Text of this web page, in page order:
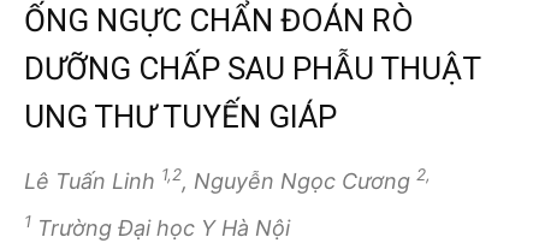
ỐNG NGỰC CHẨN ĐOÁN RÒ
DƯỠNG CHẤP SAU PHẪU THUẬT
UNG THƯ TUYẾN GIÁP
Lê Tuấn Linh 1,2, Nguyễn Ngọc Cương 2,
1 Trường Đại học Y Hà Nội